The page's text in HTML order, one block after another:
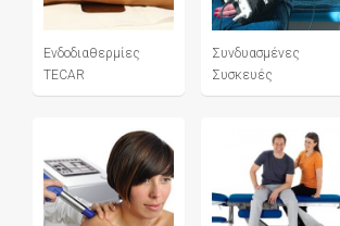
Ενδοδιαθερμίες
TECAR
Συνδυασμένες
Συσκευές